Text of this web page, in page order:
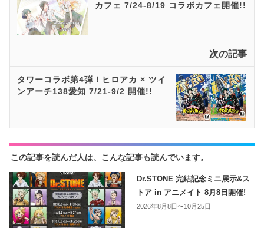
カフェ 7/24-8/19 コラボカフェ開催!!
次の記事
タワーコラボ第4弾！ヒロアカ × ツイ
ンアーチ138愛知 7/21-9/2 開催!!
この記事を読んだ人は、こんな記事も読んでいます。
Dr.STONE 完結記念ミニ展示&ス
トア in アニメイト 8月8日開催!
2026年8月8日〜10月25日